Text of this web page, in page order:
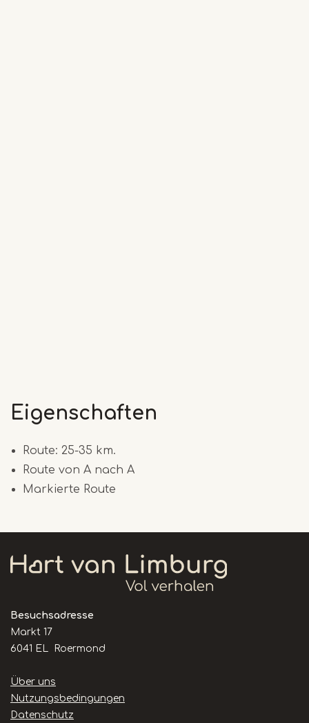
Eigenschaften
Route: 25-35 km.
Route von A nach A
Markierte Route
Besuchsadresse
Markt 17
6041 EL Roermond
Handige
links
Über uns
Nutzungsbedingungen
Datenschutz